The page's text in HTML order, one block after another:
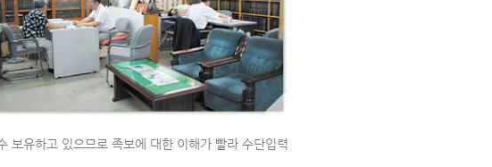
보유하고 있으므로 족보에 대한 이해가 빨라 수단입력